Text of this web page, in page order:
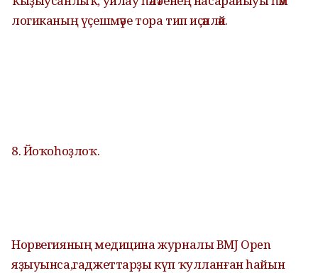
логиканың үҫешмәүе тора тип иҫәпләй.
8. Йоҡоһоҙлоҡ.
Норвегияның медицина журналы BMJ Open
яҙыуынса,гаджеттарҙы күп ҡулланған һайын